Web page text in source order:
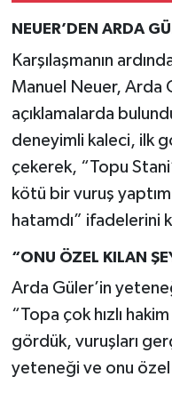
NEUER’DEN ARDA
Karşılaşmanın
Manuel Neuer, Arda
açıklamalarda
deneyimli kaleci, ilk
çekerek, “Topu
kötü bir vuruş
hatamdı” ifadelerini
“ONU ÖZEL KILAN
Arda Güler’in
“Topa çok hızlı
gördük, vuruşları
yeteneği ve onu özel